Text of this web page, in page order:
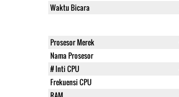
Waktu Bicara
Prosesor Merek
Nama Prosesor
# Inti CPU
Frekuensi CPU